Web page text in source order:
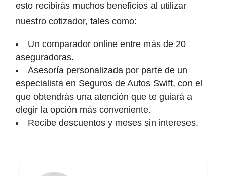
esto recibirás muchos beneficios al utilizar
nuestro cotizador, tales como:
Un comparador online entre más de 20
aseguradoras.
Asesoría personalizada por parte de un
especialista en Seguros de Autos Swift, con el
que obtendrás una atención que te guiará a
elegir la opción más conveniente.
Recibe descuentos y meses sin intereses.